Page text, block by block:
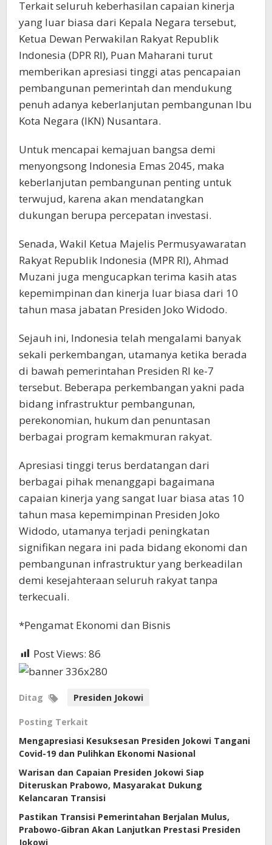
Terkait seluruh keberhasilan capaian kinerja
yang luar biasa dari Kepala Negara tersebut,
Ketua Dewan Perwakilan Rakyat Republik
Indonesia (DPR RI), Puan Maharani turut
memberikan apresiasi tinggi atas pencapaian
pembangunan pemerintah dan mendukung
penuh adanya keberlanjutan pembangunan Ibu
Kota Negara (IKN) Nusantara.
Untuk mencapai kemajuan bangsa demi
menyongsong Indonesia Emas 2045, maka
keberlanjutan pembangunan penting untuk
terwujud, karena akan mendatangkan
dukungan berupa percepatan investasi.
Senada, Wakil Ketua Majelis Permusyawaratan
Rakyat Republik Indonesia (MPR RI), Ahmad
Muzani juga mengucapkan terima kasih atas
kepemimpinan dan kinerja luar biasa dari 10
tahun masa jabatan Presiden Joko Widodo.
Sejauh ini, Indonesia telah mengalami banyak
sekali perkembangan, utamanya ketika berada
di bawah pemerintahan Presiden RI ke-7
tersebut. Beberapa perkembangan yakni pada
bidang infrastruktur pembangunan,
perekonomian, hukum dan penuntasan
berbagai program kemakmuran rakyat.
Apresiasi tinggi terus berdatangan dari
berbagai pihak menanggapi bagaimana
capaian kinerja yang sangat luar biasa atas 10
tahun masa kepemimpinan Presiden Joko
Widodo, utamanya terjadi peningkatan
signifikan negara ini pada bidang ekonomi dan
pembangunan infrastruktur yang berkeadilan
demi kesejahteraan seluruh rakyat tanpa
terkecuali.
*Pengamat Ekonomi dan Bisnis
Post Views: 86
Ditag Presiden Jokowi
Posting Terkait
Mengapresiasi Kesuksesan Presiden Jokowi Tangani
Covid-19 dan Pulihkan Ekonomi Nasional
Warisan dan Capaian Presiden Jokowi Siap
Diteruskan Prabowo, Masyarakat Dukung
Kelancaran Transisi
Pastikan Transisi Pemerintahan Berjalan Mulus,
Prabowo-Gibran Akan Lanjutkan Prestasi Presiden
Jokowi